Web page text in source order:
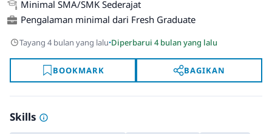
Minimal SMA/SMK Sederajat
Pengalaman minimal dari Fresh Graduate
Tayang 4 bulan yang lalu·Diperbarui 4 bulan yang lalu
BOOKMARK BAGIKAN
Skills